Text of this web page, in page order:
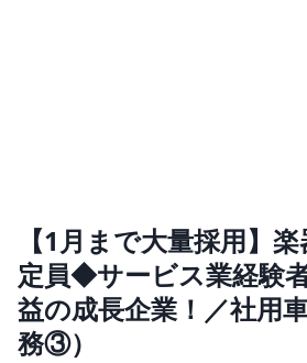
【1月まで大量採用】
定員◆サービス業経験
益の成長企業！／社用
務③）